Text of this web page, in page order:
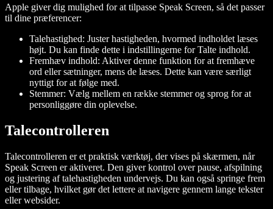
Apple giver dig mulighed for at tilpasse Speak Screen, så det passer
til dine præferencer:
Talehastighed: Juster hastigheden, hvormed indholdet læses
højt. Du kan finde dette i indstillingerne for Talte indhold.
Fremhæv indhold: Aktiver denne funktion for at fremhæve
ord eller sætninger, mens de læses. Dette kan være særligt
nyttigt for at følge med.
Stemmer: Vælg mellem en række stemmer og sprog for at
personliggøre din oplevelse.
Talecontrolleren
Talecontrolleren er et praktisk værktøj, der vises på skærmen, når
Speak Screen er aktiveret. Den giver kontrol over pause, afspilning
og justering af talehastigheden undervejs. Du kan også springe frem
eller tilbage, hvilket gør det lettere at navigere gennem lange tekster
eller websider.